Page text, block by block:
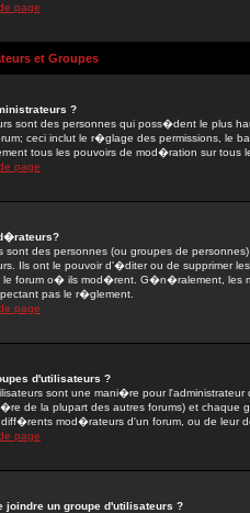
page
et Groupes
?
sont des personnes qui poss�dent le plus
ceci inclut le r�glage des permissions, le
tous les pouvoirs de mod�ration sur tous
page
sont des personnes (ou groupes de
Ils ont le pouvoir d'�diter ou de supprimer
le forum o� ils mod�rent. G�n�ralement,
pas le r�glement.
page
d'utilisateurs ?
sont une mani�re pour
de la plupart des autres forums) et
mod�rateurs d'un forum, ou de leur
page
joindre un groupe d'utilisateurs ?